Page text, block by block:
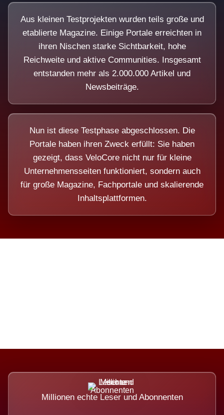
Aus kleinen Testprojekten wurden teils große und
etablierte Magazine. Einige Portale erreichten in
ihren Nischen starke Sichtbarkeit, hohe
Reichweite und aktive Communities. Insgesamt
entstanden mehr als 2.000.000 Artikel und
Newsbeiträge.
Nun ist diese Testphase abgeschlossen. Die
Portale haben ihren Zweck erfüllt: Sie haben
gezeigt, dass VeloCore nicht nur für kleine
Unternehmensseiten funktioniert, sondern auch
für große Magazine, Fachportale und skalierende
Inhaltsplattformen.
Millionen echte Leser und Abonnenten